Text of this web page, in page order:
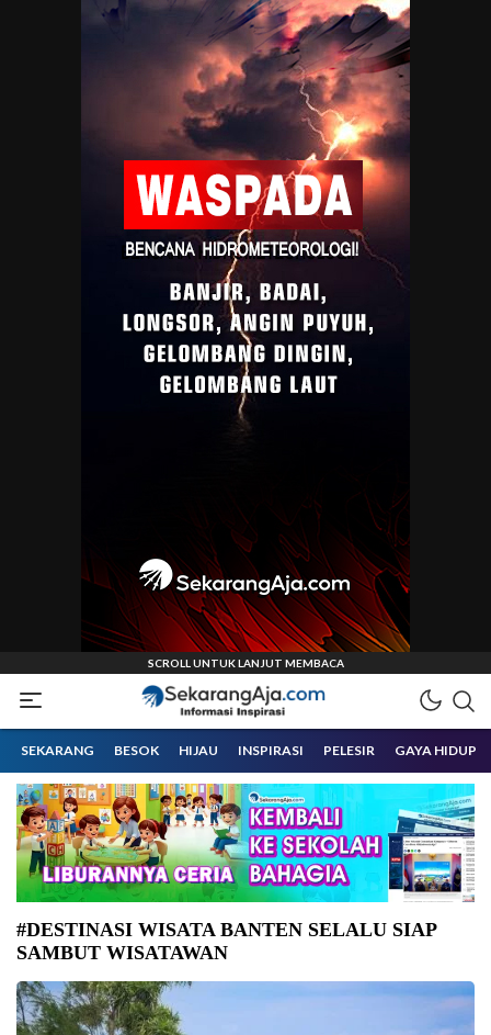
Sekarangaja
Informasi Inspirasi Malang Raya
SEKARANG BESOK HIJAU INSPIRASI PELESIR GAYA HIDUP
#DESTINASI WISATA BANTEN SELALU SIAP
SAMBUT WISATAWAN
Wamenpar Ni Luh Puspa meninjau kesiapan sejumlah destinasi wisata di
kawasan Anyer, Banten beberapa waktu lalu. (Foto: Biro Komunikasi